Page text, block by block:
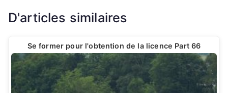
D'articles similaires
Se former pour l'obtention de la licence Part 66